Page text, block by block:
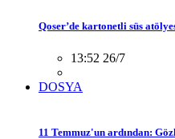
Qoser’de kartonetli süs
13:52 26/7
DOSYA
11 Temmuz'un ardından: